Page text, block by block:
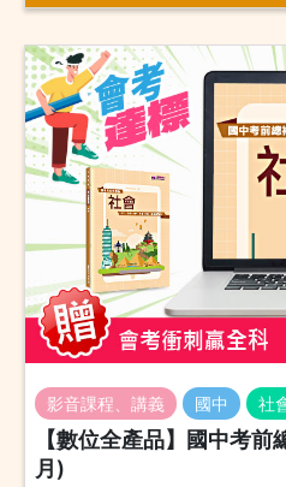
影音課程、講義 國中 社
【數位全產品】國中考
月)